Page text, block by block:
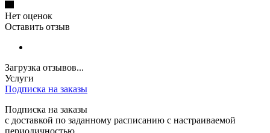
Нет оценок
Оставить отзыв
Загрузка отзывов...
Услуги
Подписка на заказы
Подписка на заказы
с доставкой по заданному расписанию с настраиваемой
периодичностью